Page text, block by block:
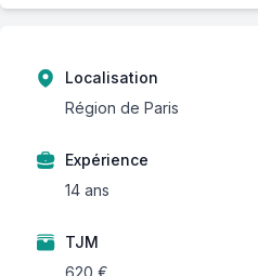
Localisation
Région de Paris
Expérience
14 ans
TJM
620 €